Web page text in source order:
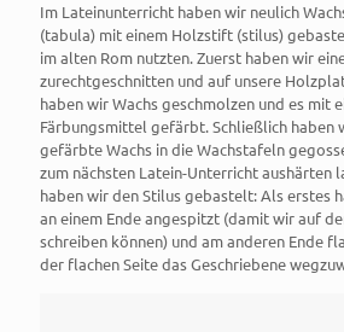
Im Lateinunterricht haben wir neulich
(tabula) mit einem Holzstift (stilus)
im alten Rom nutzten. Zuerst haben wir
zurechtgeschnitten und auf unsere
haben wir Wachs geschmolzen und es mit
Färbungsmittel gefärbt. Schließlich haben
gefärbte Wachs in die Wachstafeln
zum nächsten Latein-Unterricht aushärten
haben wir den Stilus gebastelt: Als erstes
an einem Ende angespitzt (damit wir auf
schreiben können) und am anderen Ende
der flachen Seite das Geschriebene